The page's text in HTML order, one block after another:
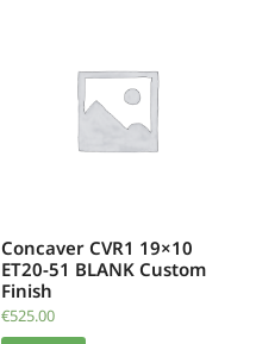
Concaver CVR1 19×10
ET20-51 BLANK Custom
Finish
€525.00